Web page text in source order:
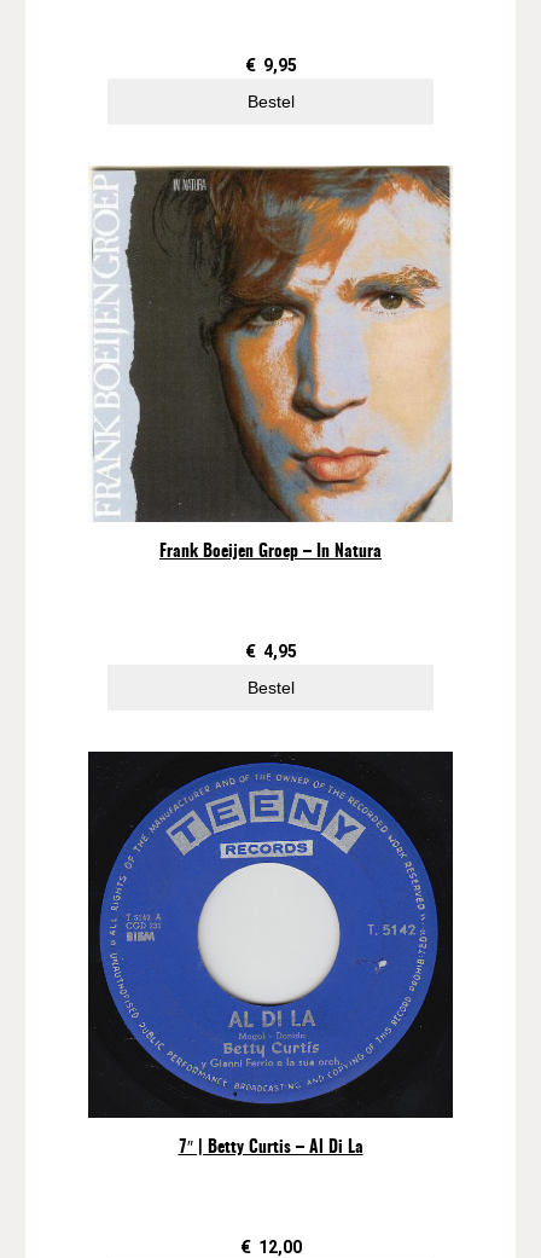
€ 9,95
Bestel
Frank Boeijen Groep – In Natura
€ 4,95
Bestel
7″ | Betty Curtis – Al Di La
€ 12,00